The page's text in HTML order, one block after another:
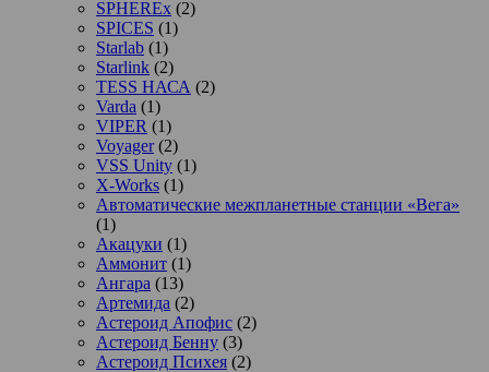
SPHEREx (2)
SPICES (1)
Starlab (1)
Starlink (2)
TESS НАСА (2)
Varda (1)
VIPER (1)
Voyager(2)
VSS Unity (1)
X-Works (1)
Автоматические межпланетные станции «Вега»
(1)
Акацуки (1)
Аммонит (1)
Ангара (13)
Артемида (2)
Астероид Апофис (2)
Астероид Бенну (3)
Астероид Психея (2)